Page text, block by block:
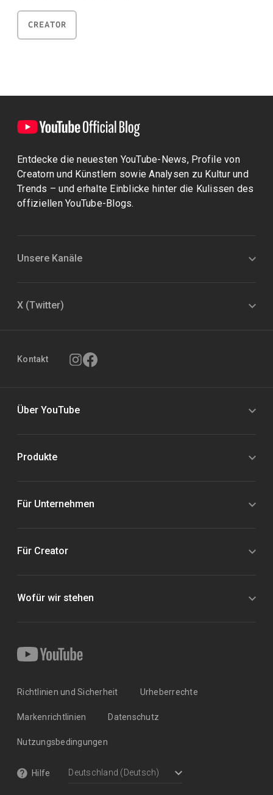
CREATOR
Entdecke die neuesten YouTube-News, Profile von
Creatorn und Künstlern sowie Analysen zu Kultur und
Trends – und erhalte Einblicke hinter die Kulissen des
offiziellen YouTube-Blogs.
Unsere Kanäle
X (Twitter)
Kontakt
Über YouTube
Produkte
Für Unternehmen
Für Creator
Wofür wir stehen
Richtlinien und Sicherheit Urheberrechte
Markenrichtlinien Datenschutz
Nutzungsbedingungen
Hilfe